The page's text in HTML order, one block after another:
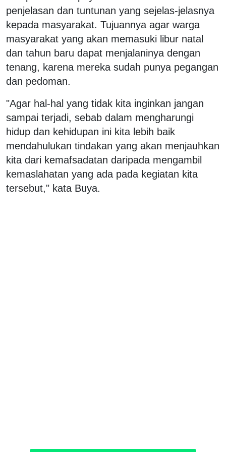
penjelasan dan tuntunan yang sejelas-jelasnya
kepada masyarakat. Tujuannya agar warga
masyarakat yang akan memasuki libur natal
dan tahun baru dapat menjalaninya dengan
tenang, karena mereka sudah punya pegangan
dan pedoman.
"Agar hal-hal yang tidak kita inginkan jangan
sampai terjadi, sebab dalam mengharungi
hidup dan kehidupan ini kita lebih baik
mendahulukan tindakan yang akan menjauhkan
kita dari kemafsadatan daripada mengambil
kemaslahatan yang ada pada kegiatan kita
tersebut," kata Buya.